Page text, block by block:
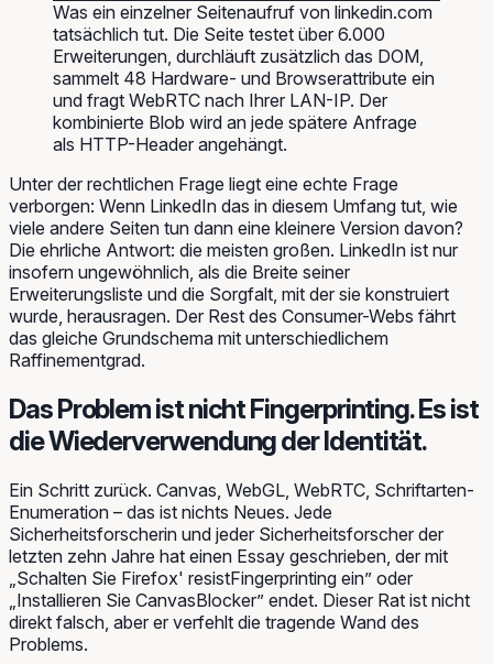
Was ein einzelner Seitenaufruf von linkedin.com
tatsächlich tut. Die Seite testet über 6.000
Erweiterungen, durchläuft zusätzlich das DOM,
sammelt 48 Hardware- und Browserattribute ein
und fragt WebRTC nach Ihrer LAN-IP. Der
kombinierte Blob wird an jede spätere Anfrage
als HTTP-Header angehängt.
Unter der rechtlichen Frage liegt eine echte Frage
verborgen: Wenn LinkedIn das in diesem Umfang tut, wie
viele andere Seiten tun dann eine kleinere Version davon?
Die ehrliche Antwort: die meisten großen. LinkedIn ist nur
insofern ungewöhnlich, als die Breite seiner
Erweiterungsliste und die Sorgfalt, mit der sie konstruiert
wurde, herausragen. Der Rest des Consumer-Webs fährt
das gleiche Grundschema mit unterschiedlichem
Raffinementgrad.
Das Problem ist nicht Fingerprinting. Es ist
die Wiederverwendung der Identität.
Ein Schritt zurück. Canvas, WebGL, WebRTC, Schriftarten-
Enumeration – das ist nichts Neues. Jede
Sicherheitsforscherin und jeder Sicherheitsforscher der
letzten zehn Jahre hat einen Essay geschrieben, der mit
„Schalten Sie Firefox' resistFingerprinting ein” oder
„Installieren Sie CanvasBlocker” endet. Dieser Rat ist nicht
direkt falsch, aber er verfehlt die tragende Wand des
Problems.